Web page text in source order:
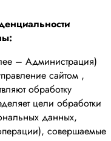
– Администрация)
сайтом ,
обработку
цели обработки
данных,
совершаемые